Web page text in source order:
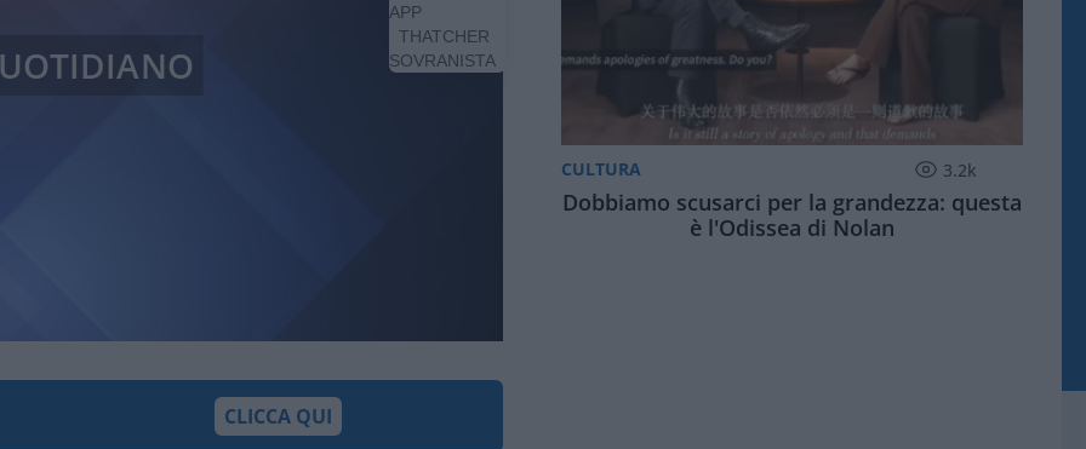
APP
THATCHER
SOVRANISTA
CLICCA QUI
CULTURA 3.2k
Dobbiamo scusarci per la grandezza: questa
è l'Odissea di Nolan